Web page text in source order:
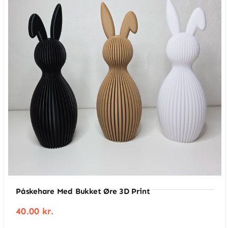
atmosfære. Den fungerer både som
enkeltstående dekoration og som del af
en større opstilling med andre lys eller
figurer. Mange vælger at kombinere flere
stager i forskellige farver eller størrelser
for at skabe et personligt udtryk.
Perfekt til gave eller indretning
Den dråbeformede fyrfadsstage er oplagt
som gave til familie, venner eller
design og unikke detaljer. Den passer ind
i både minimalistiske, nordiske og mere
og populær gaveidé.
Påskehare Med Bukket Øre 3D Print
40.00 kr.